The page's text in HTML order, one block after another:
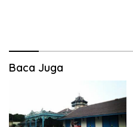
Baca Juga